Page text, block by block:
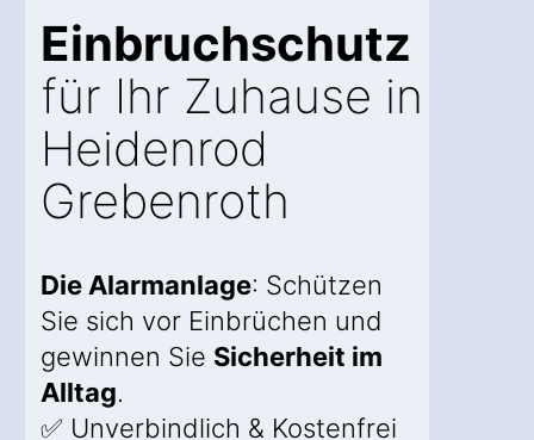
Einbruchschutz
für Ihr Zuhause in
Heidenrod
Grebenroth
Die Alarmanlage: Schützen
Sie sich vor Einbrüchen und
gewinnen Sie Sicherheit im
Alltag.
✅ Unverbindlich & Kostenfrei